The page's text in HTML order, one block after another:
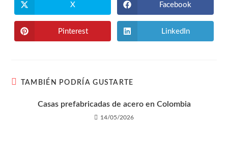
X Facebook
Pinterest LinkedIn
TAMBIÉN PODRÍA GUSTARTE
Casas prefabricadas de acero en Colombia
14/05/2026